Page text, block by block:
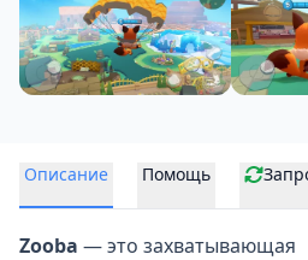
Описание Помощь
Zooba — это захватывающая